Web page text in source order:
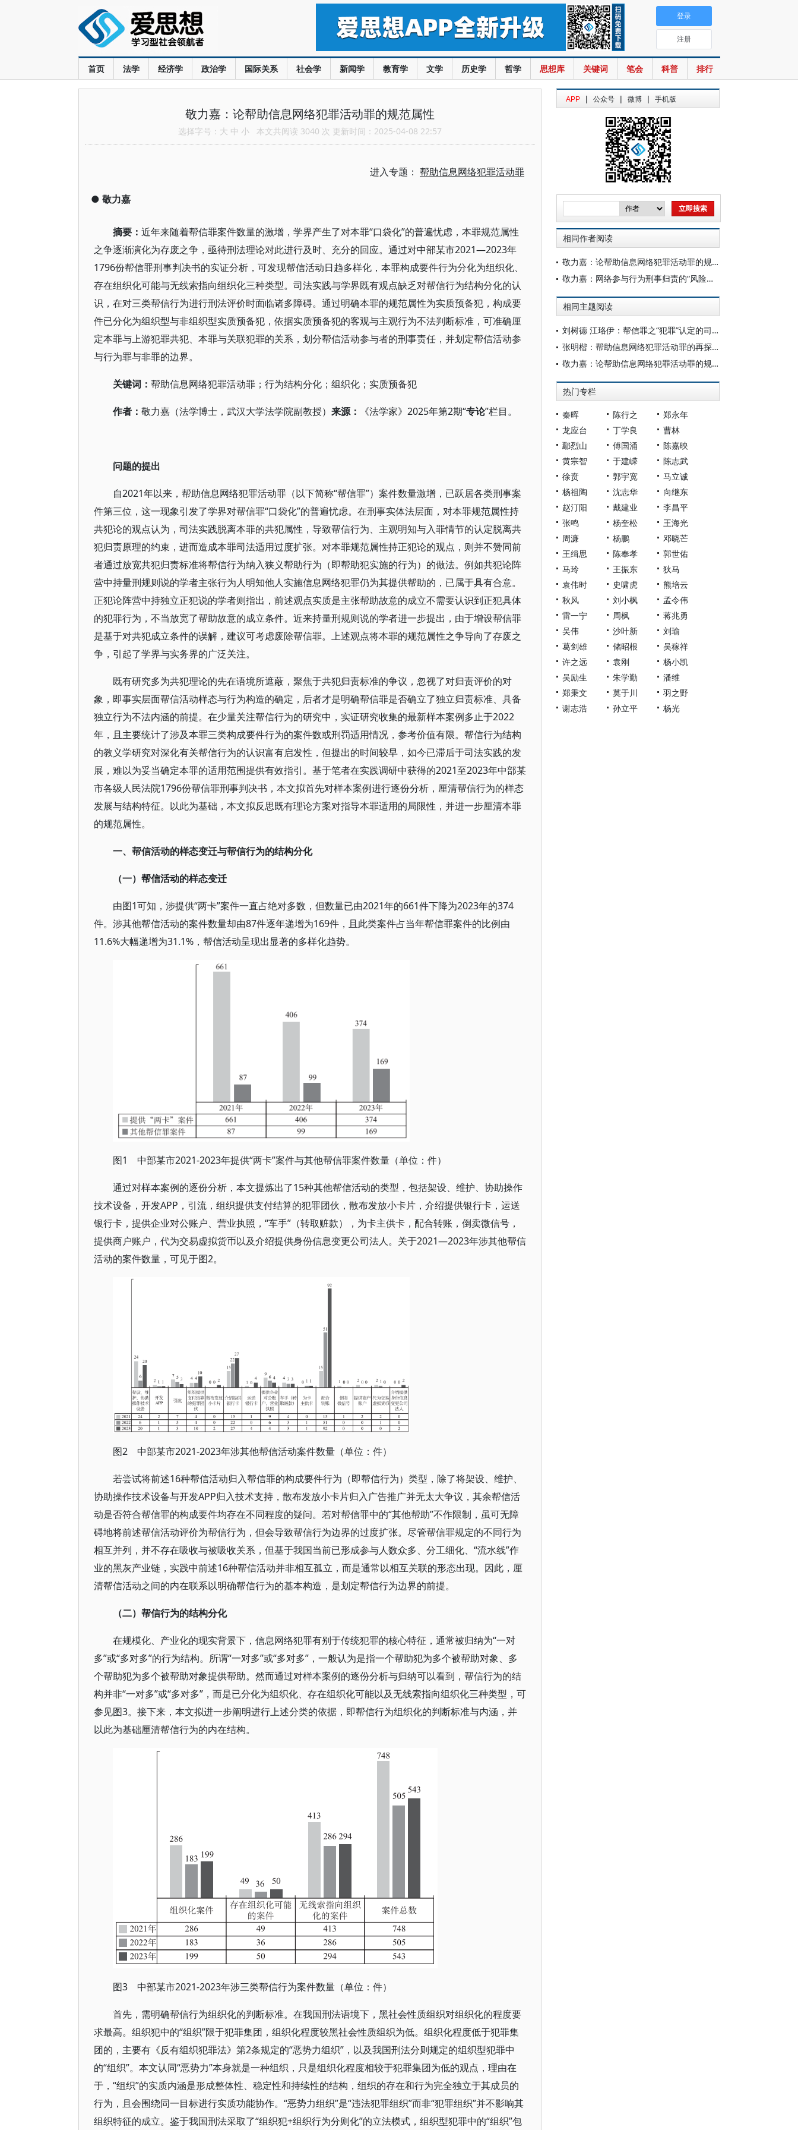
首页 法学 经济学 政治学 国际关系 社会学 新闻学 教育学 文学 历史学 哲学 思想库 关键词 笔会 科普 排行
登录
注册
敬力嘉：论帮助信息网络犯罪活动罪的规范属性
选择字号： 大 中 小 本文共阅读 3040 次 更新时间：2025-04-08 22:57
进入专题： 帮助信息网络犯罪活动罪
● 敬力嘉
摘要： 近年来随着帮信罪案件数量的激增，学界产生了对本罪“口袋化”的普遍忧虑，本罪规范属性
之争逐渐演化为存废之争，亟待刑法理论对此进行及时、充分的回应。通过对中部某市2021—2023年
1796份帮信罪刑事判决书的实证分析，可发现帮信活动日趋多样化，本罪构成要件行为分化为组织化、
存在组织化可能与无线索指向组织化三种类型。司法实践与学界既有观点缺乏对帮信行为结构分化的认
识，在对三类帮信行为进行刑法评价时面临诸多障碍。通过明确本罪的规范属性为实质预备犯，构成要
件已分化为组织型与非组织型实质预备犯，依据实质预备犯的客观与主观行为不法判断标准，可准确厘
定本罪与上游犯罪共犯、本罪与关联犯罪的关系，划分帮信活动参与者的刑事责任，并划定帮信活动参
与行为罪与非罪的边界。
关键词： 帮助信息网络犯罪活动罪；行为结构分化；组织化；实质预备犯
作者： 敬力嘉（法学博士，武汉大学法学院副教授） 来源： 《法学家》2025年第2期“专论”栏目。
问题的提出
自2021年以来，帮助信息网络犯罪活动罪（以下简称“帮信罪”）案件数量激增，已跃居各类刑事案
件第三位，这一现象引发了学界对帮信罪“口袋化”的普遍忧虑。在刑事实体法层面，对本罪规范属性持
共犯论的观点认为，司法实践脱离本罪的共犯属性，导致帮信行为、主观明知与入罪情节的认定脱离共
犯归责原理的约束，进而造成本罪司法适用过度扩张。对本罪规范属性持正犯论的观点，则并不赞同前
者通过放宽共犯归责标准将帮信行为纳入狭义帮助行为（即帮助犯实施的行为）的做法。例如共犯论阵
营中持量刑规则说的学者主张行为人明知他人实施信息网络犯罪仍为其提供帮助的，已属于具有合意。
正犯论阵营中持独立正犯说的学者则指出，前述观点实质是主张帮助故意的成立不需要认识到正犯具体
的犯罪行为，不当放宽了帮助故意的成立条件。近来持量刑规则说的学者进一步提出，由于增设帮信罪
是基于对共犯成立条件的误解，建议可考虑废除帮信罪。上述观点将本罪的规范属性之争导向了存废之
争，引起了学界与实务界的广泛关注。
既有研究多为共犯理论的先在语境所遮蔽，聚焦于共犯归责标准的争议，忽视了对归责评价的对
象，即事实层面帮信活动样态与行为构造的确定，后者才是明确帮信罪是否确立了独立归责标准、具备
独立行为不法内涵的前提。在少量关注帮信行为的研究中，实证研究收集的最新样本案例多止于2022
年，且主要统计了涉及本罪三类构成要件行为的案件数或刑罚适用情况，参考价值有限。帮信行为结构
的教义学研究对深化有关帮信行为的认识富有启发性，但提出的时间较早，如今已滞后于司法实践的发
展，难以为妥当确定本罪的适用范围提供有效指引。基于笔者在实践调研中获得的2021至2023年中部某
市各级人民法院1796份帮信罪刑事判决书，本文拟首先对样本案例进行逐份分析，厘清帮信行为的样态
发展与结构特征。以此为基础，本文拟反思既有理论方案对指导本罪适用的局限性，并进一步厘清本罪
的规范属性。
一、帮信活动的样态变迁与帮信行为的结构分化
（一）帮信活动的样态变迁
由图1可知，涉提供“两卡”案件一直占绝对多数，但数量已由2021年的661件下降为2023年的374
件。涉其他帮信活动的案件数量却由87件逐年递增为169件，且此类案件占当年帮信罪案件的比例由
11.6%大幅递增为31.1%，帮信活动呈现出显著的多样化趋势。
图1 中部某市2021-2023年提供“两卡”案件与其他帮信罪案件数量（单位：件）
通过对样本案例的逐份分析，本文提炼出了15种其他帮信活动的类型，包括架设、维护、协助操作
技术设备，开发APP，引流，组织提供支付结算的犯罪团伙，散布发放小卡片，介绍提供银行卡，运送
银行卡，提供企业对公账户、营业执照，“车手”（转取赃款），为卡主供卡，配合转账，倒卖微信号，
提供商户账户，代为交易虚拟货币以及介绍提供身份信息变更公司法人。关于2021—2023年涉其他帮信
活动的案件数量，可见于图2。
图2 中部某市2021-2023年涉其他帮信活动案件数量（单位：件）
若尝试将前述16种帮信活动归入帮信罪的构成要件行为（即帮信行为）类型，除了将架设、维护、
协助操作技术设备与开发APP归入技术支持，散布发放小卡片归入广告推广并无太大争议，其余帮信活
动是否符合帮信罪的构成要件均存在不同程度的疑问。若对帮信罪中的“其他帮助”不作限制，虽可无障
碍地将前述帮信活动评价为帮信行为，但会导致帮信行为边界的过度扩张。尽管帮信罪规定的不同行为
相互并列，并不存在吸收与被吸收关系，但基于我国当前已形成参与人数众多、分工细化、“流水线”作
业的黑灰产业链，实践中前述16种帮信活动并非相互孤立，而是通常以相互关联的形态出现。因此，厘
清帮信活动之间的内在联系以明确帮信行为的基本构造，是划定帮信行为边界的前提。
（二）帮信行为的结构分化
在规模化、产业化的现实背景下，信息网络犯罪有别于传统犯罪的核心特征，通常被归纳为“一对
多”或“多对多”的行为结构。所谓“一对多”或“多对多”，一般认为是指一个帮助犯为多个被帮助对象、多
个帮助犯为多个被帮助对象提供帮助。然而通过对样本案例的逐份分析与归纳可以看到，帮信行为的结
构并非“一对多”或“多对多”，而是已分化为组织化、存在组织化可能以及无线索指向组织化三种类型，可
参见图3。接下来，本文拟进一步阐明进行上述分类的依据，即帮信行为组织化的判断标准与内涵，并
以此为基础厘清帮信行为的内在结构。
图3 中部某市2021-2023年涉三类帮信行为案件数量（单位：件）
首先，需明确帮信行为组织化的判断标准。在我国刑法语境下，黑社会性质组织对组织化的程度要
求最高。组织犯中的“组织”限于犯罪集团，组织化程度较黑社会性质组织为低。组织化程度低于犯罪集
团的，主要有《反有组织犯罪法》第2条规定的“恶势力组织”，以及我国刑法分则规定的组织型犯罪中
的“组织”。本文认同“恶势力”本身就是一种组织，只是组织化程度相较于犯罪集团为低的观点，理由在
于，“组织”的实质内涵是形成整体性、稳定性和持续性的结构，组织的存在和行为完全独立于其成员的
行为，且会围绕同一目标进行实质功能协作。“恶势力组织”是“违法犯罪组织”而非“犯罪组织”并不影响其
组织特征的成立。鉴于我国刑法采取了“组织犯+组织行为分则化”的立法模式，组织型犯罪中的“组织”包
APP | 公众号 | 微博 | 手机版
相同作者阅读
敬力嘉：论帮助信息网络犯罪活动罪的规范属性
敬力嘉：网络参与行为刑事归责的“风险犯”模式及其反思
相同主题阅读
刘树德 江珞伊：帮信罪之“犯罪”认定的司法困境与出路
张明楷：帮助信息网络犯罪活动罪的再探讨
敬力嘉：论帮助信息网络犯罪活动罪的规范属性
热门专栏
秦晖 陈行之
郑永年
龙应台
丁学良
曹林
鄢烈山
傅国涌
陈嘉映
黄宗智
于建嵘
陈志武
徐贲
郭宇宽
马立诚
杨祖陶
沈志华
向继东
赵汀阳
戴建业
李昌平
张鸣
杨奎松
王海光
周濂
杨鹏
邓晓芒
王缉思
陈奉孝
郭世佑
马玲
王振东
狄马
袁伟时
史啸虎
熊培云
秋风
刘小枫
孟令伟
雷一宁
周枫
蒋兆勇
吴伟
沙叶新
刘瑜
葛剑雄
储昭根
吴稼祥
许之远
袁刚
杨小凯
吴励生
朱学勤
潘维
郑秉文
莫于川
羽之野
谢志浩
孙立平 杨光